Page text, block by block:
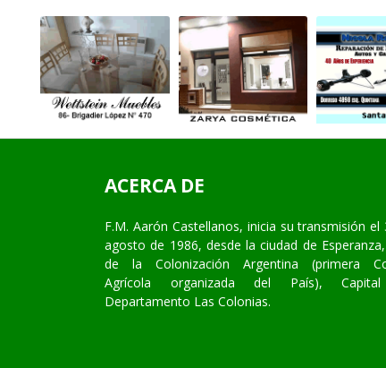
ACERCA DE
F.M. Aarón Castellanos, inicia su transmisión el
agosto de 1986, desde la ciudad de
de la Colonización Argentina (primera
Agrícola organizada del País),
Departamento Las Colonias.